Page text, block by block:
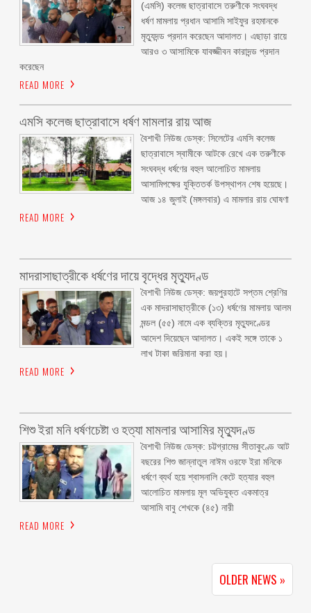
(এমসি) কলেজ ছাত্রাবাসে তরুণীকে সংঘবদ্ধ
ধর্ষণ মামলায় প্রধান আসামি সাইফুর রহমানকে
মৃত্যুদন্ড প্রদান করেছেন আদালত। এছাড়া রায়ে
আরও ৩ আসামিকে যাবজ্জীবন কারাদন্ড প্রদান
করেছেন
READ MORE
এমসি কলেজ ছাত্রাবাসে ধর্ষণ মামলার রায় আজ
বৈশাখী নিউজ ডেস্ক: সিলেটের এমসি কলেজ
ছাত্রাবাসে স্বামীকে আটকে রেখে এক তরুণীকে
সংঘবদ্ধ ধর্ষণের বহুল আলোচিত মামলায়
আসামিপক্ষের যুক্তিতর্ক উপস্থাপন শেষ হয়েছে।
আজ ১৪ জুলাই (মঙ্গলবার) এ মামলার রায় ঘোষণা
READ MORE
মাদরাসাছাত্রীকে ধর্ষণের দায়ে বৃদ্ধের মৃত্যুদণ্ড
বৈশাখী নিউজ ডেস্ক: জয়পুরহাটে সপ্তম শ্রেণির
এক মাদরাসাছাত্রীকে (১৩) ধর্ষণের মামলায় আলম
মন্ডল (৫৫) নামে এক ব্যক্তির মৃত্যুদণ্ডের
আদেশ দিয়েছেন আদালত। একই সঙ্গে তাকে ১
লাখ টাকা জরিমানা করা হয়।
READ MORE
শিশু ইরা মনি ধর্ষণচেষ্টা ও হত্যা মামলার আসামির মৃত্যুদণ্ড
বৈশাখী নিউজ ডেস্ক: চট্টগ্রামের সীতাকুণ্ডে আট
বছরের শিশু জান্নাতুল নাঈম ওরফে ইরা মনিকে
ধর্ষণে ব্যর্থ হয়ে শ্বাসনালি কেটে হত্যার বহুল
আলোচিত মামলায় মূল অভিযুক্ত একমাত্র
আসামি বাবু শেখকে (৪৫) নারী
READ MORE
OLDER NEWS »